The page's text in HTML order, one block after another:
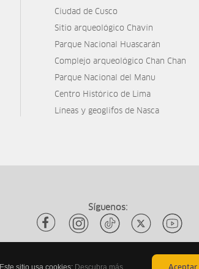
Ciudad de Cusco
Sitio arqueológico Chavín
Parque Nacional Huascarán
Complejo arqueológico Chan Chan
Parque Nacional del Manu
Centro Histórico de Lima
Líneas y geoglifos de Nasca
Síguenos:
Este sitio usa cookies: Descubra más